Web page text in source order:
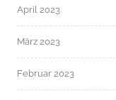
April 2023
März 2023
Februar 2023